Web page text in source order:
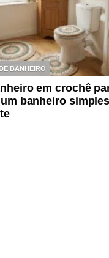
BANHEIRO
em crochê
banheiro